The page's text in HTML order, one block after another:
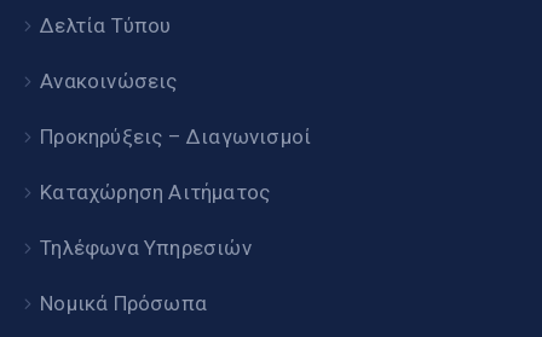
Δελτία Τύπου
Ανακοινώσεις
Προκηρύξεις – Διαγωνισμοί
Καταχώρηση Αιτήματος
Τηλέφωνα Υπηρεσιών
Νομικά Πρόσωπα